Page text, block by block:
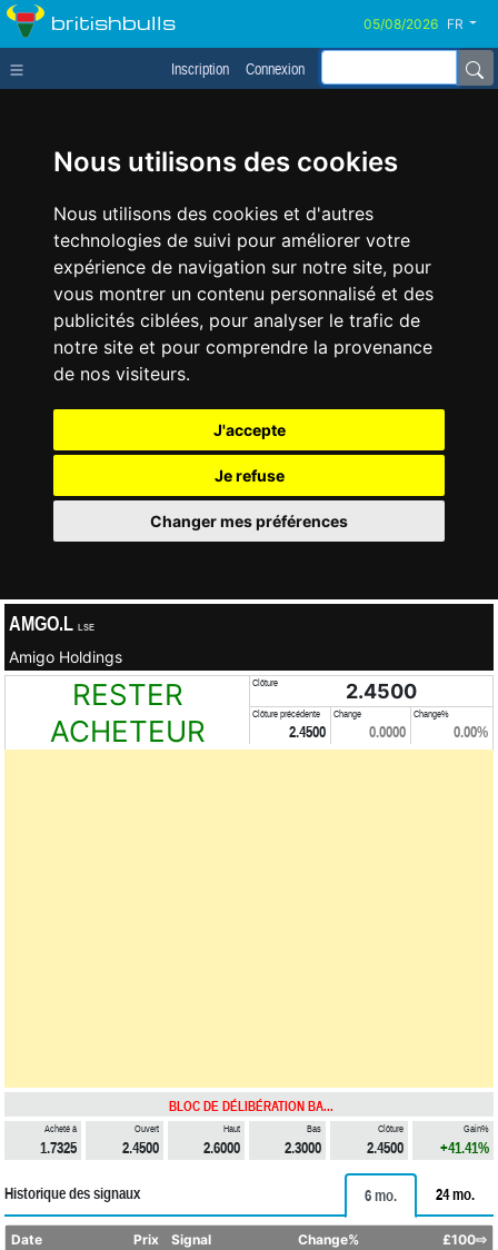
Nous utilisons des cookies
Nous utilisons des cookies et d'autres
technologies de suivi pour améliorer votre
expérience de navigation sur notre site, pour
vous montrer un contenu personnalisé et des
publicités ciblées, pour analyser le trafic de
notre site et pour comprendre la provenance
de nos visiteurs.
J'accepte
Je refuse
Changer mes préférences
britishbulls FR
Inscription Connexion
AMGO.L LSE
Amigo Holdings
RESTER
ACHETEUR
Clôture 2.4500
Clôture précédente
2.4500
Change
0.0000
Change%
0.00%
BLOC DE DÉLIBÉRATION BA...
Acheté à
1.7325
Ouvert
2.4500
Haut
2.6000
Bas
2.3000
Clôture
2.4500
Gain%
+41.41%
Historique des signaux 6 mo. 24 mo.
Date Prix Signal Change% £100⇨